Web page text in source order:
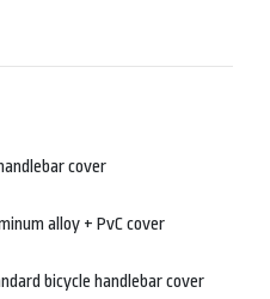
cover
alloy + PvC cover
bicycle handlebar cover